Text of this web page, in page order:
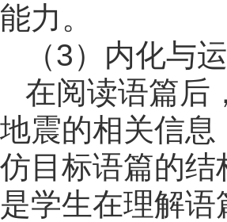
能力。
（3）内化与运
在阅读语篇后
地震的相关信
仿目标语篇的
是学生在理解